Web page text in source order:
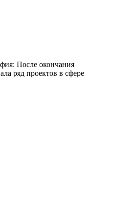
После окончания
ряд проектов в сфере